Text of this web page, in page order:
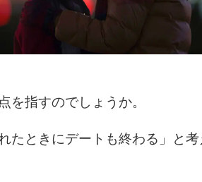
を指すのでしょうか。
たときにデートも終わる」と